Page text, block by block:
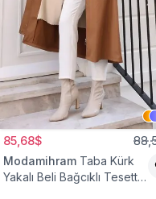
85,68$
Modamihram Taba Kürk
Yakalı Beli Bağcıklı Tesettür